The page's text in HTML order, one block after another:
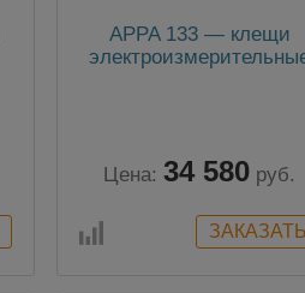
APPA 133 — клещи
Цена: 34 580 руб.